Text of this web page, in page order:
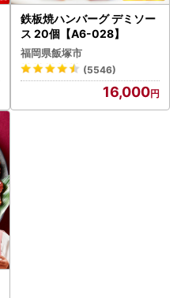
鉄板焼ハンバーグ デミソー
ス 20個【A6-028】
福岡県飯塚市
(5546)
16,000